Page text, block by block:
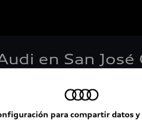
en San José
para compartir datos y